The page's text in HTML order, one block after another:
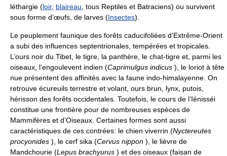
léthargie (loir, blaireau , tous Reptiles et Batraciens) ou survivent
sous forme d’œufs, de larves (Insectes).
Le peuplement faunique des forêts caducifoliées d’Extrême-Orient
a subi des influences septentrionales, tempérées et tropicales.
L’ours noir du Tibet, le tigre, la panthère, le chat-tigre et, parmi les
oiseaux, l’engoulevent indien (Caprimulgus indicus ), le loriot à tête
nue présentent des affinités avec la faune indo-himalayenne. On
retrouve écureuils terrestre et volant, ours brun, lynx, putois,
hérisson des forêts occidentales. Toutefois, le cours de l’Iénisséi
constitue une frontière pour de nombreuses espèces de
Mammifères et d’Oiseaux. Certaines formes sont aussi
caractéristiques de ces contrées: le chien viverrin (Nyctereutes
procyonides ), le cerf sika (Cervus nippon ), le lièvre de
Mandchourie (Lepus brachyurus ) et des oiseaux (faisan de